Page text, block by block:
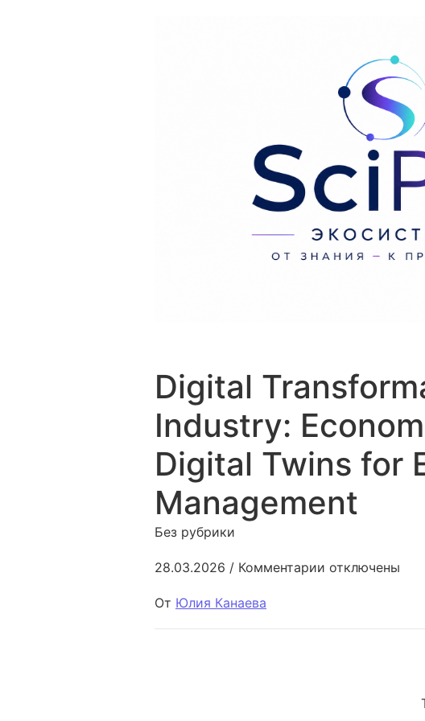
Digital
Industry:
Digital Twins for
Management
Без рубрики
28.03.2026 / Комментарии к записи
отключены
От Юлия Канаева